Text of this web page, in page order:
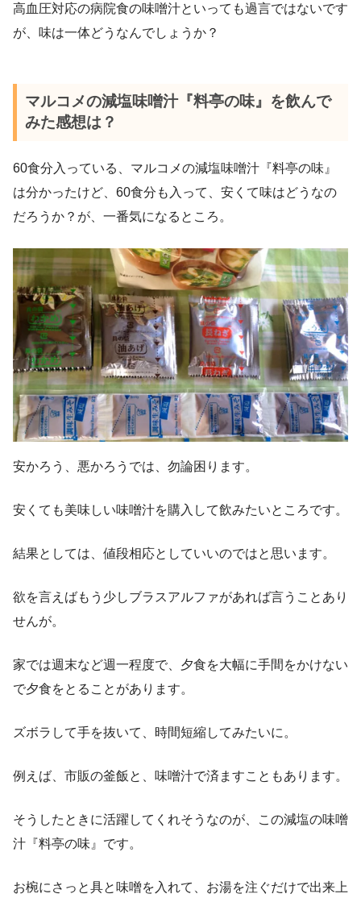
高血圧対応の病院食の味噌汁といっても過言ではないです
が、味は一体どうなんでしょうか？
マルコメの減塩味噌汁『料亭の味』を飲んで
みた感想は？
60食分入っている、マルコメの減塩味噌汁『料亭の味』
は分かったけど、60食分も入って、安くて味はどうなの
だろうか？が、一番気になるところ。
安かろう、悪かろうでは、勿論困ります。
安くても美味しい味噌汁を購入して飲みたいところです。
結果としては、値段相応としていいのではと思います。
欲を言えばもう少しブラスアルファがあれば言うことあり
せんが。
家では週末など週一程度で、夕食を大幅に手間をかけない
で夕食をとることがあります。
ズボラして手を抜いて、時間短縮してみたいに。
例えば、市販の釜飯と、味噌汁で済ますこともあります。
そうしたときに活躍してくれそうなのが、この減塩の味噌
汁『料亭の味』です。
お椀にさっと具と味噌を入れて、お湯を注ぐだけで出来上